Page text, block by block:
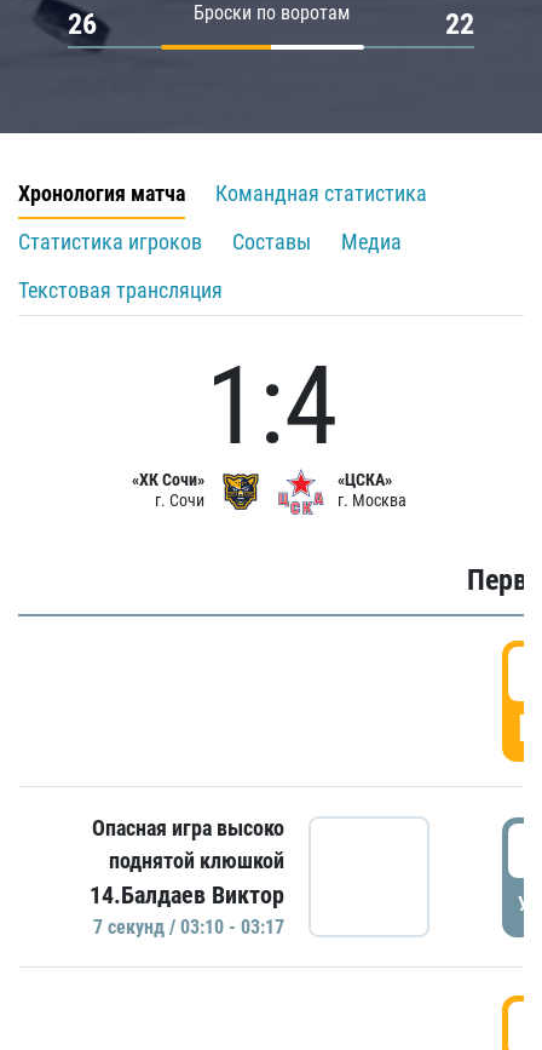
Броски по воротам
26 22
Хронология матча
Командная статистика
Статистика игроков
Составы
Медиа
Текстовая трансляция
«ХК Сочи»
г. Сочи
1:4
«ЦСКА»
г. Москва
Опасная игра высоко
поднятой клюшкой
14.Балдаев Виктор
7 секунд / 03:10 - 03:17